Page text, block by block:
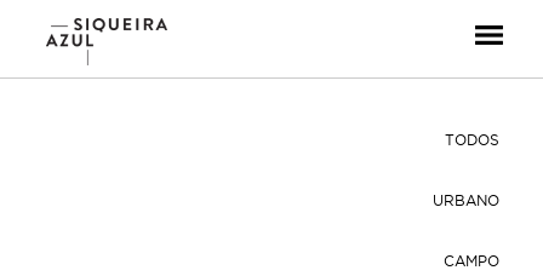
Menu
TODOS
URBANO
CAMPO